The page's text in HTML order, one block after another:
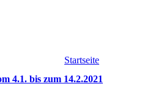
Startseite
4.1. bis zum 14.2.2021